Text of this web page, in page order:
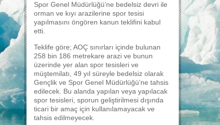
Spor Genel Müdürlüğü’ne bedelsiz devri ile
orman ve kıyı arazilerine spor tesisi
yapılmasını öngören kanun teklifini kabul
etti.
Teklife göre; AOÇ sınırları içinde bulunan
258 bin 186 metrekare arazi ve bunun
üzerinde yer alan spor tesisleri ve
müştemilatı, 49 yıl süreyle bedelsiz olarak
Gençlik ve Spor Genel Müdürlüğü’ne tahsis
edilecek. Bu alanda yapılan veya yapılacak
spor tesisleri, sporun geliştirilmesi dışında
ticari bir amaç için kullanılamayacak ve
tahsis edilmeyecek.